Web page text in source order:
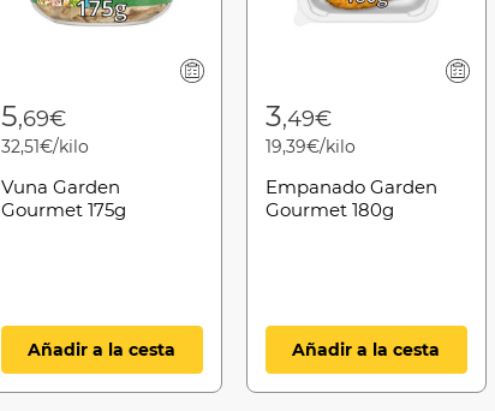
5,69€
32,51€/kilo
Vuna Garden
Gourmet 175g
Añadir a la cesta
3,49€
19,39€/kilo
Empanado Garden
Gourmet 180g
Añadir a la cesta